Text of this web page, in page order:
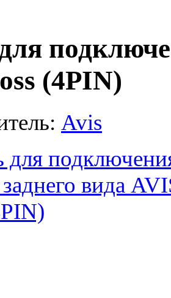
(4PIN)
Avis